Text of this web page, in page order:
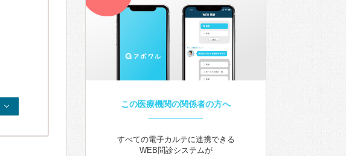
この医療機関の関係者の方へ
すべての電子カルテに連携できる
WEB問診システムが